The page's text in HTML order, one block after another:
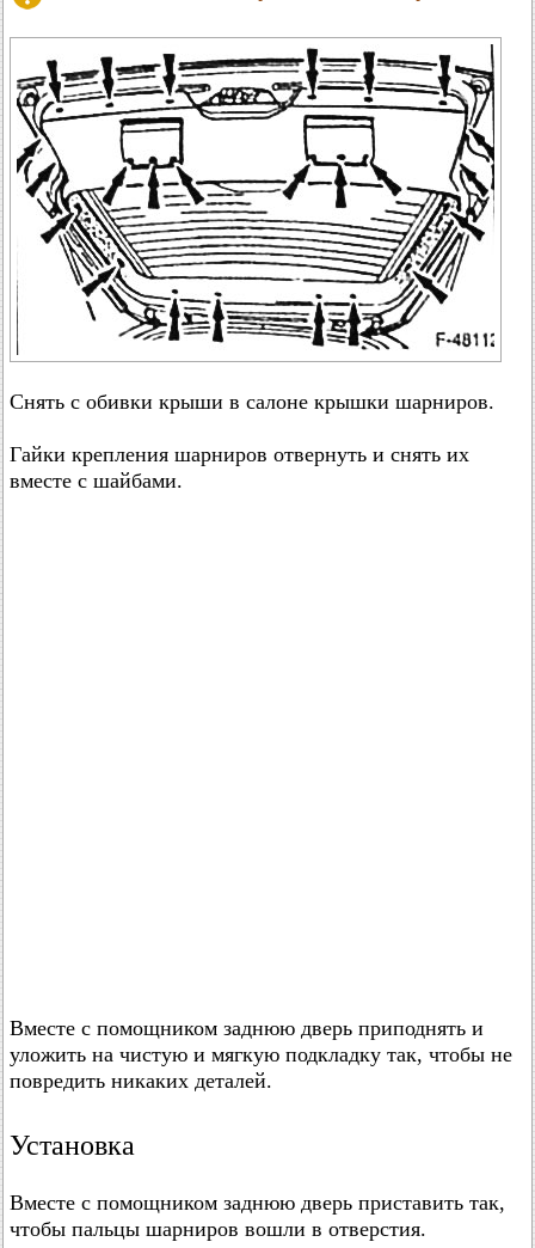
Снять с обивки крыши в салоне крышки шарниров.
Гайки крепления шарниров отвернуть и снять их
вместе с шайбами.
Вместе с помощником заднюю дверь приподнять и
уложить на чистую и мягкую подкладку так, чтобы не
повредить никаких деталей.
Установка
Вместе с помощником заднюю дверь приставить так,
чтобы пальцы шарниров вошли в отверстия.